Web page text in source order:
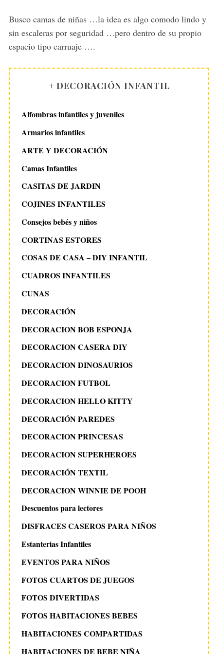
s
:
Busco camas de niñas …la idea es algo comodo lindo y
sin escaleras por seguridad …pero dentro de su propio
espacio tipo carruaje ….
+ DECORACIÓN INFANTIL
Alfombras infantiles y juveniles
Armarios infantiles
ARTE Y DECORACIÓN
Camas Infantiles
CASITAS DE JARDIN
COJINES INFANTILES
Consejos bebés y niños
CORTINAS ESTORES
COSAS DE CASA – DIY INFANTIL
CUADROS INFANTILES
CUNAS
DECORACIÓN
DECORACION BOB ESPONJA
DECORACION CASERA DIY
DECORACION DINOSAURIOS
DECORACION FUTBOL
DECORACION HELLO KITTY
DECORACIÓN PAREDES
DECORACION PRINCESAS
DECORACION SUPERHEROES
DECORACIÓN TEXTIL
DECORACION WINNIE DE POOH
Descuentos para lectores
DISFRACES CASEROS PARA NIÑOS
Estanterias Infantiles
EVENTOS PARA NIÑOS
FOTOS CUARTOS DE JUEGOS
FOTOS DIVERTIDAS
FOTOS HABITACIONES BEBES
HABITACIONES COMPARTIDAS
HABITACIONES DE BEBE NIÑA